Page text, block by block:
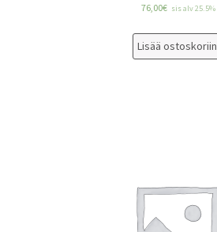
76,00€ sis alv 25.5%
Lisää ostoskoriin